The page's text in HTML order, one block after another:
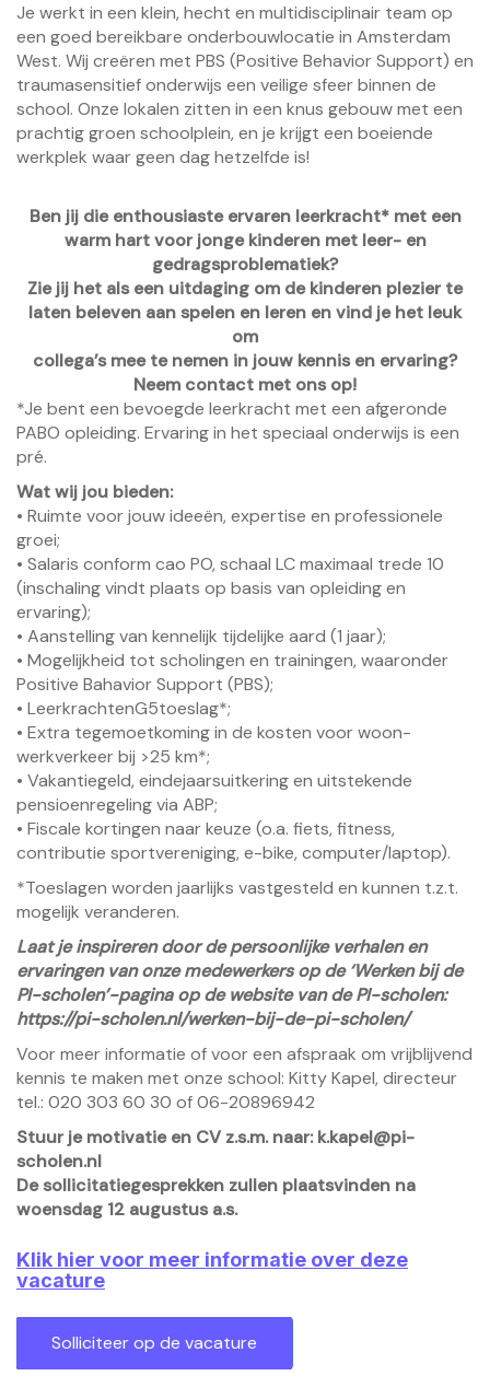
Je werkt in een klein, hecht en multidisciplinair team op
een goed bereikbare onderbouwlocatie in Amsterdam
West. Wij creëren met PBS (Positive Behavior Support) en
traumasensitief onderwijs een veilige sfeer binnen de
school. Onze lokalen zitten in een knus gebouw met een
prachtig groen schoolplein, en je krijgt een boeiende
werkplek waar geen dag hetzelfde is!
Ben jij die enthousiaste ervaren leerkracht* met een
warm hart voor jonge kinderen met leer- en
gedragsproblematiek?
Zie jij het als een uitdaging om de kinderen plezier te
laten beleven aan spelen en leren en vind je het leuk
om
collega’s mee te nemen in jouw kennis en ervaring?
Neem contact met ons op!
*Je bent een bevoegde leerkracht met een afgeronde
PABO opleiding. Ervaring in het speciaal onderwijs is een
pré.
Wat wij jou bieden:
• Ruimte voor jouw ideeën, expertise en professionele
groei;
• Salaris conform cao PO, schaal LC maximaal trede 10
(inschaling vindt plaats op basis van opleiding en
ervaring);
• Aanstelling van kennelijk tijdelijke aard (1 jaar);
• Mogelijkheid tot scholingen en trainingen, waaronder
Positive Bahavior Support (PBS);
• LeerkrachtenG5toeslag*;
• Extra tegemoetkoming in de kosten voor woon-
werkverkeer bij >25 km*;
• Vakantiegeld, eindejaarsuitkering en uitstekende
pensioenregeling via ABP;
• Fiscale kortingen naar keuze (o.a. fiets, fitness,
contributie sportvereniging, e-bike, computer/laptop).
*Toeslagen worden jaarlijks vastgesteld en kunnen t.z.t.
mogelijk veranderen.
Laat je inspireren door de persoonlijke verhalen en
ervaringen van onze medewerkers op de ‘Werken bij de
PI-scholen’-pagina op de website van de PI-scholen:
https://pi-scholen.nl/werken-bij-de-pi-scholen/
Voor meer informatie of voor een afspraak om vrijblijvend
kennis te maken met onze school: Kitty Kapel, directeur
tel.: 020 303 60 30 of 06-20896942
Stuur je motivatie en CV z.s.m. naar: k.kapel@pi-
scholen.nl
De sollicitatiegesprekken zullen plaatsvinden na
woensdag 12 augustus a.s.
Klik hier voor meer informatie over deze
vacature